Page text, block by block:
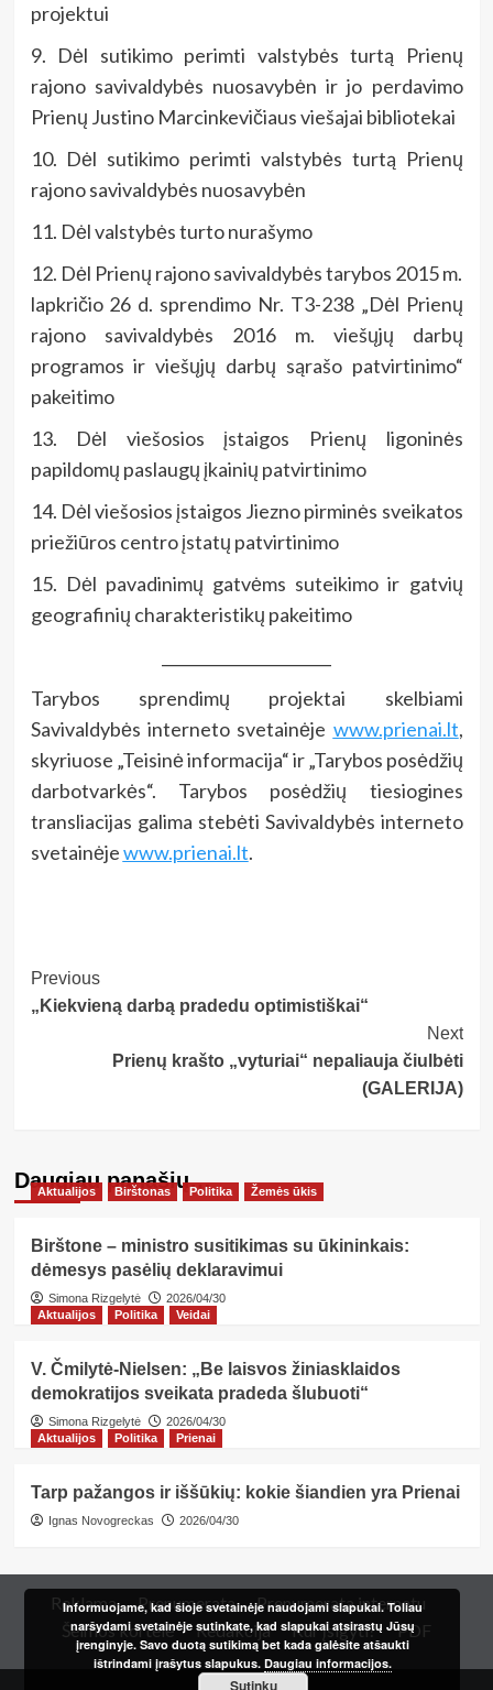
projektui
9. Dėl sutikimo perimti valstybės turtą Prienų
rajono savivaldybės nuosavybėn ir jo perdavimo
Prienų Justino Marcinkevičiaus viešajai bibliotekai
10. Dėl sutikimo perimti valstybės turtą Prienų
rajono savivaldybės nuosavybėn
11. Dėl valstybės turto nurašymo
12. Dėl Prienų rajono savivaldybės tarybos 2015 m.
lapkričio 26 d. sprendimo Nr. T3-238 „Dėl Prienų
rajono savivaldybės 2016 m. viešųjų darbų
programos ir viešųjų darbų sąrašo patvirtinimo“
pakeitimo
13. Dėl viešosios įstaigos Prienų ligoninės
papildomų paslaugų įkainių patvirtinimo
14. Dėl viešosios įstaigos Jiezno pirminės sveikatos
priežiūros centro įstatų patvirtinimo
15. Dėl pavadinimų gatvėms suteikimo ir gatvių
geografinių charakteristikų pakeitimo
Tarybos sprendimų projektai skelbiami
Savivaldybės interneto svetainėje www.prienai.lt,
skyriuose „Teisinė informacija“ ir „Tarybos posėdžių
darbotvarkės“. Tarybos posėdžių tiesiogines
transliacijas galima stebėti Savivaldybės interneto
svetainėjewww.prienai.lt.
Post
Navigation
Previous
„Kiekvieną darbą pradedu optimistiškai“
Next
Prienų krašto „vyturiai“ nepaliauja čiulbėti
(GALERIJA)
Daugiau panašių…
Aktualijos Birštonas Politika Žemės ūkis
Birštone – ministro susitikimas su ūkininkais:
dėmesys pasėlių deklaravimui
Simona Rizgelytė
2026/04/30
Aktualijos
Politika Veidai
V. Čmilytė-Nielsen: „Be laisvos žiniasklaidos
demokratijos sveikata pradeda šlubuoti“
Simona Rizgelytė
2026/04/30
Aktualijos
Politika Prienai
Tarp pažangos ir iššūkių: kokie šiandien yra Prienai
Ignas Novogreckas 2026/04/30
Reklama Prenumerata
Prenumerata internetu
Šeimos kortelė
Redakcija Kur įsigyti? PDF
Informuojame, kad šioje svetainėje naudojami slapukai. Toliau
naršydami svetainėje sutinkate, kad slapukai atsirastų Jūsų
įrenginyje. Savo duotą sutikimą bet kada galėsite atšaukti
ištrindami įrašytus slapukus. Daugiau informacijos.
Sutinku